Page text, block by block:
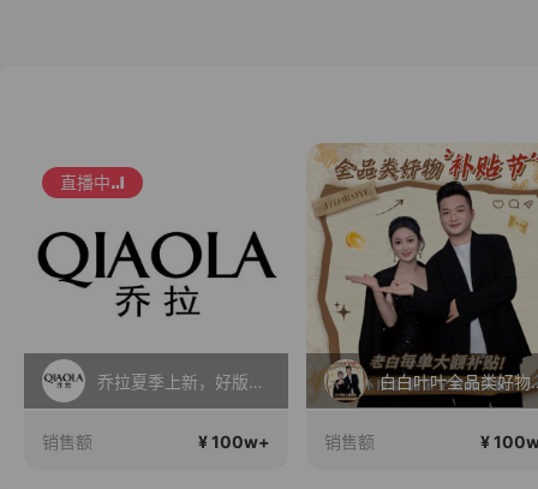
直播中
乔拉夏季上新，好版型更显瘦
销售额 ¥ 100w+
白白叶
销售额 ¥